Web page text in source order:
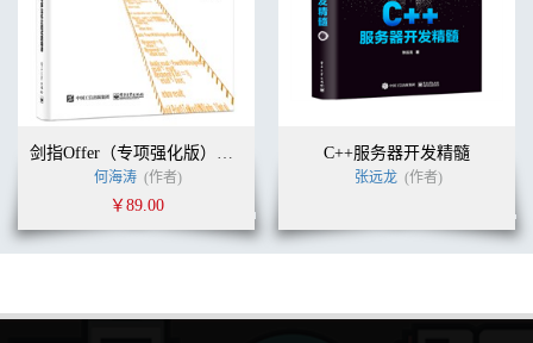
剑指Offer（专项强化版）：数据结构与算法名企面试题精讲
何海涛 (作者)
￥89.00
C++服务器开发精髓
张远龙 (作者)